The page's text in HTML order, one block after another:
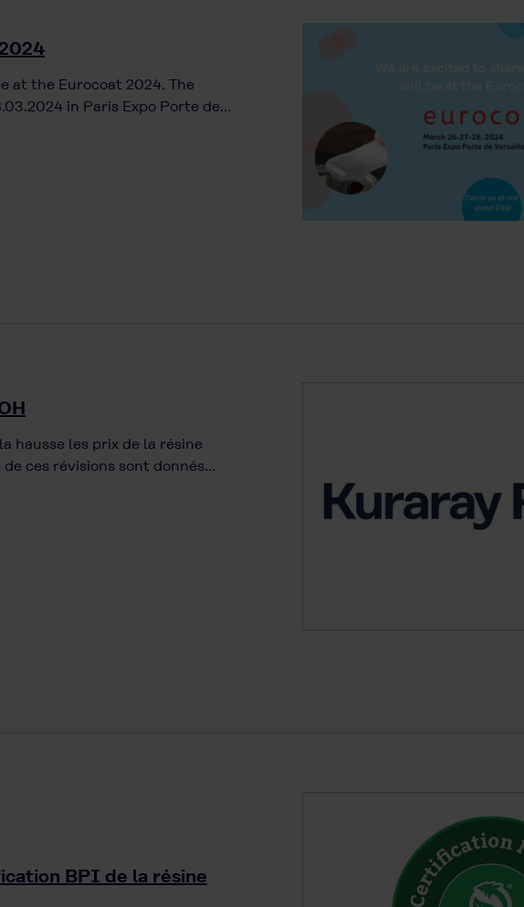
at the Eurocoat 2024. The
in Paris Expo Porte de…
hausse les prix de la résine
ces révisions sont donnés…
BPI de la résine